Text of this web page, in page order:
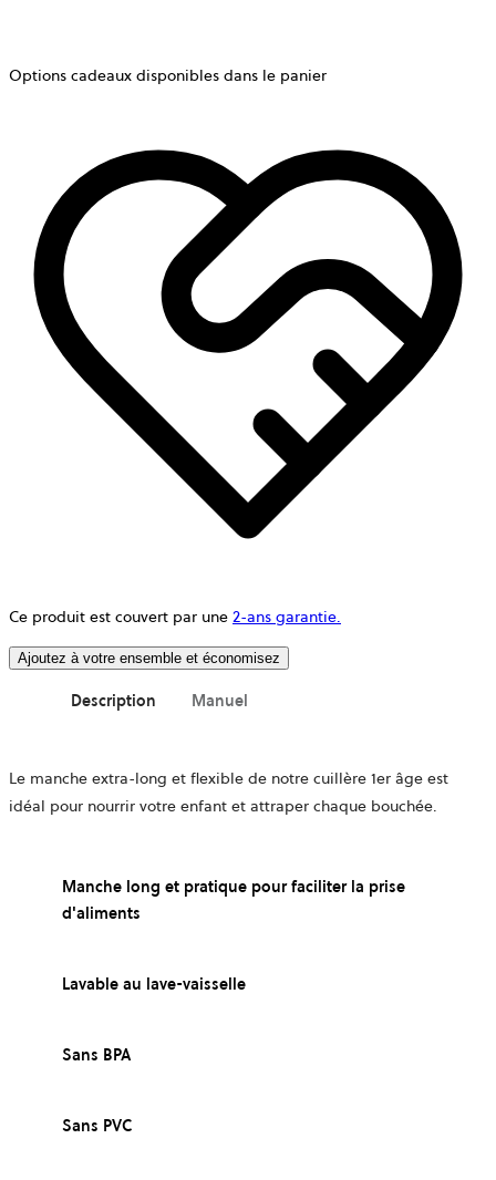
Options cadeaux disponibles dans le panier
Ce produit est couvert par une 2-ans garantie.
Ajoutez à votre ensemble et économisez
Description Manuel
Le manche extra-long et flexible de notre cuillère 1er âge est
idéal pour nourrir votre enfant et attraper chaque bouchée.
Manche long et pratique pour faciliter la prise
d'aliments
Lavable au lave-vaisselle
Sans BPA
Sans PVC